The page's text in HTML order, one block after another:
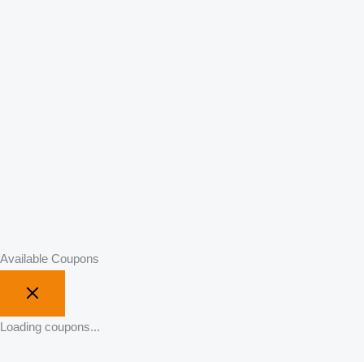
Available Coupons
Loading coupons...